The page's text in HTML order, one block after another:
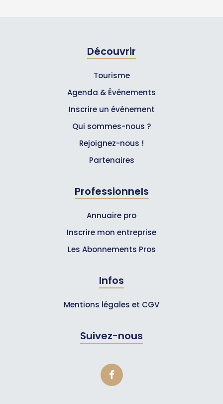
Découvrir
Tourisme
Agenda & Événements
Inscrire un événement
Qui sommes-nous ?
Rejoignez-nous !
Partenaires
Professionnels
Annuaire pro
Inscrire mon entreprise
Les Abonnements Pros
Infos
Mentions légales et CGV
Suivez-nous